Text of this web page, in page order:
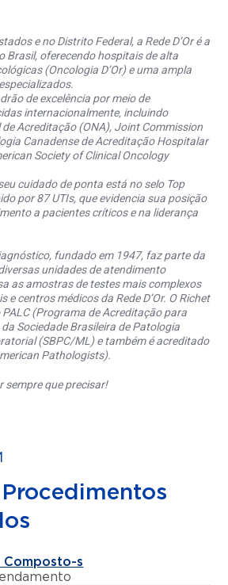
e no Distrito Federal, a Rede D’Or é a
Brasil, oferecendo hospitais de alta
(Oncologia D’Or) e uma ampla
de excelência por meio de
internacionalmente, incluindo
Acreditação (ONA), Joint Commission
Canadense de Acreditação Hospitalar
Society of Clinical Oncology
cuidado de ponta está no selo Top
por 87 UTIs, que evidencia sua posição
a pacientes críticos e na liderança
fundado em 1947, faz parte da
unidades de atendimento
as amostras de testes mais complexos
e centros médicos da Rede D’Or. O Richet
(Programa de Acreditação para
Sociedade Brasileira de Patologia
(SBPC/ML) e também é acreditado
Pathologists).
sempre que precisar!
Procedimentos
Composto-s